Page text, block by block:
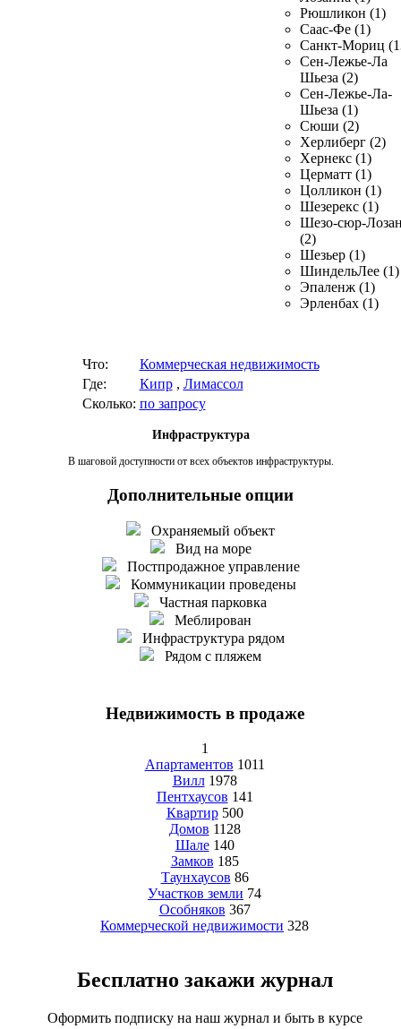
Рюшликон (1)
Саас-Фе (1)
Санкт-Мориц
Сен-Лежье-Ла
Шьеза (2)
Сен-Лежье-Ла-
Шьеза (1)
Сюши (2)
Херлиберг (2)
Хернекс (1)
Церматт (1)
Цолликон (1)
Шезерекс (1)
Шезо-сюр-
(2)
Шезьер (1)
ШиндельЛее (1)
Эпаленж (1)
Эрленбах (1)
Что:
Коммерческая недвижимость
Где:
Кипр, Лимассол
Сколько: по запросу
Инфраструктура
В шаговой доступности от всех объектов инфраструктуры.
Дополнительные опции
Охраняемый объект
Вид на море
Постпродажное управление
Коммуникации проведены
Частная парковка
Меблирован
Инфраструктура рядом
Рядом с пляжем
Недвижимость в продаже
1
Апартаментов 1011
Вилл 1978
Пентхаусов 141
Квартир 500
Домов 1128
Шале 140
Замков 185
Таунхаусов 86
Участков земли 74
Особняков 367
Коммерческой недвижимости 328
Бесплатно закажи журнал
Оформить подписку на наш журнал и быть в курсе